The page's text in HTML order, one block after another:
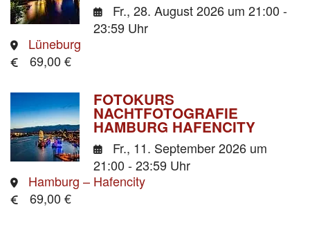
Fr., 28. August 2026 um 21:00 -
23:59 Uhr
Lüneburg
69,00 €
FOTOKURS
NACHTFOTOGRAFIE
HAMBURG HAFENCITY
Fr., 11. September 2026 um
21:00 - 23:59 Uhr
Hamburg – Hafencity
69,00 €